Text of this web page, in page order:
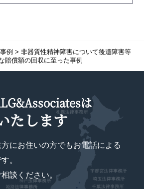
例 > 非器質性精神障害について後遺障害等
賠償額の回収に至った事例
は
たします
にお住いの方でもお電話による
。
談ください。